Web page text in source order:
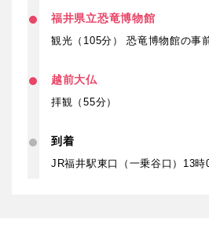
福井県立恐竜博物館
観光（105分） 恐竜博物館の事
越前大仏
拝観（55分）
到着
JR福井駅東口（一乗谷口）13時